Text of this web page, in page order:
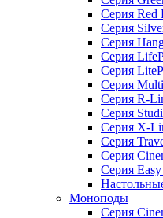
Серия Red
Серия
Серия
Серия
Серия
Серия
Серия R-
Серия
Серия X-
Серия
Серия
Серия Easy
Моноподы
Серия